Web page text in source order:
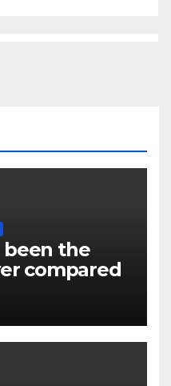
the
compared
Learners